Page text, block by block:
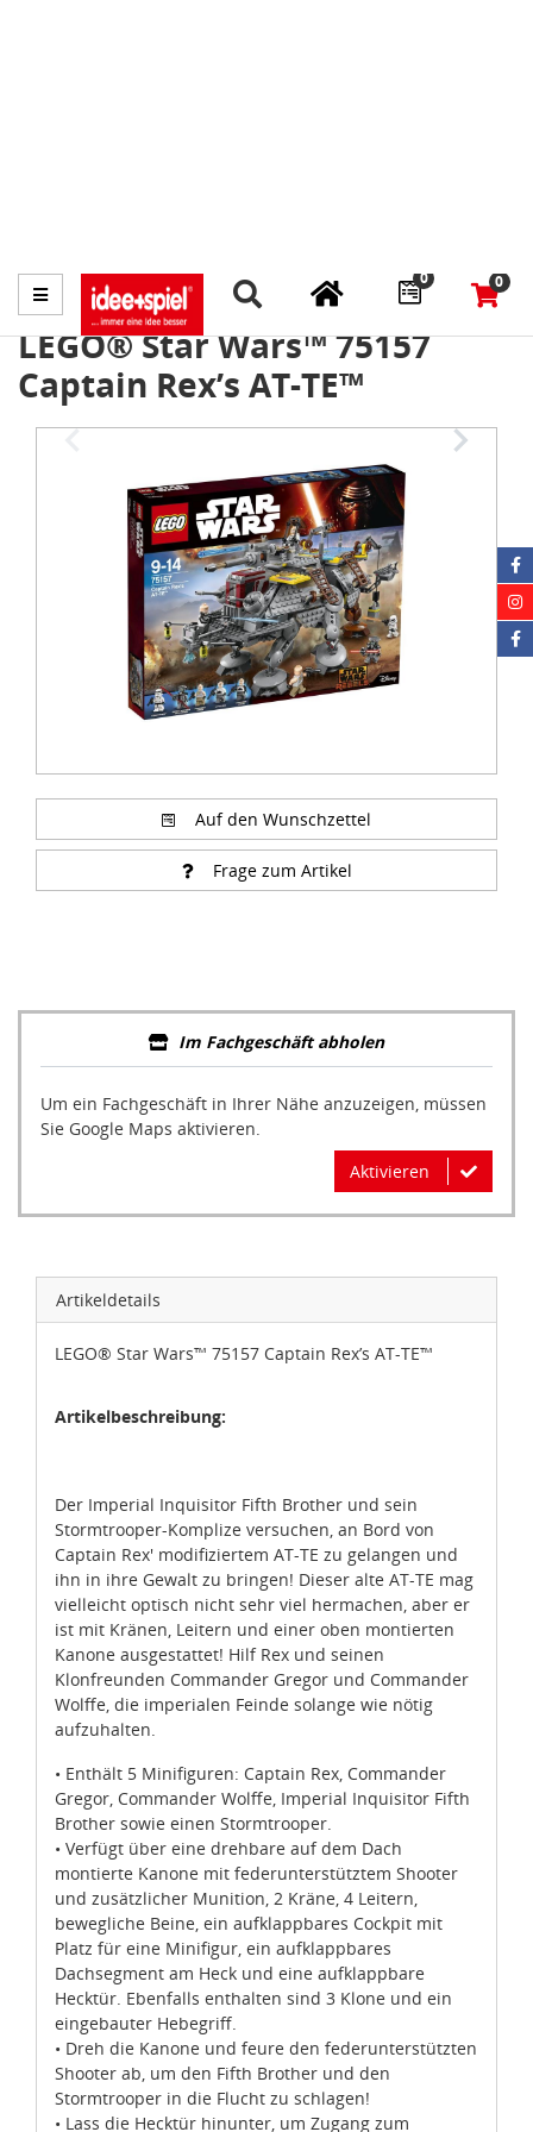
Zustimmung Details Über Cookies
LEGO® Star Wars™ 75157
Captain Rex’s AT-TE™
Auf den Wunschzettel
Frage zum Artikel
Im Fachgeschäft abholen
Um ein Fachgeschäft in Ihrer Nähe anzuzeigen, müssen
Sie Google Maps aktivieren.
Aktivieren
Artikeldetails
LEGO® Star Wars™ 75157 Captain Rex’s AT-TE™
Artikelbeschreibung:
Der Imperial Inquisitor Fifth Brother und sein
Stormtrooper-Komplize versuchen, an Bord von
Captain Rex' modifiziertem AT-TE zu gelangen und
ihn in ihre Gewalt zu bringen! Dieser alte AT-TE mag
vielleicht optisch nicht sehr viel hermachen, aber er
ist mit Kränen, Leitern und einer oben montierten
Kanone ausgestattet! Hilf Rex und seinen
Klonfreunden Commander Gregor und Commander
Wolffe, die imperialen Feinde solange wie nötig
aufzuhalten.
• Enthält 5 Minifiguren: Captain Rex, Commander
Gregor, Commander Wolffe, Imperial Inquisitor Fifth
Brother sowie einen Stormtrooper.
• Verfügt über eine drehbare auf dem Dach
montierte Kanone mit federunterstütztem Shooter
und zusätzlicher Munition, 2 Kräne, 4 Leitern,
bewegliche Beine, ein aufklappbares Cockpit mit
Platz für eine Minifigur, ein aufklappbares
Dachsegment am Heck und eine aufklappbare
Hecktür. Ebenfalls enthalten sind 3 Klone und ein
eingebauter Hebegriff.
• Dreh die Kanone und feure den federunterstützten
Shooter ab, um den Fifth Brother und den
Stormtrooper in die Flucht zu schlagen!
• Lass die Hecktür hinunter, um Zugang zum